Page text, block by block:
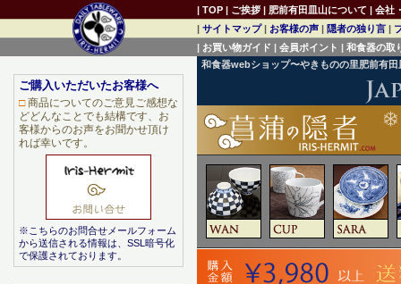
和食器webショップ〜やきものの里肥前有
ご購入いただいたお客様へ
□商品についてのご意見ご感想な
どどんなことでも結構です、お
客様からのお声をお聞かせ頂け
れば幸いです。
※こちらのお問合せメールフォーム
から送信される情報は、SSL暗号化
で保護されております。
| TOP | ご挨拶 | 肥前有田皿山について | 会社
| サイトマップ| お客様の声 | 隠者の独り言 |
| お買い物ガイド | 会員ポイント | 和食器の取